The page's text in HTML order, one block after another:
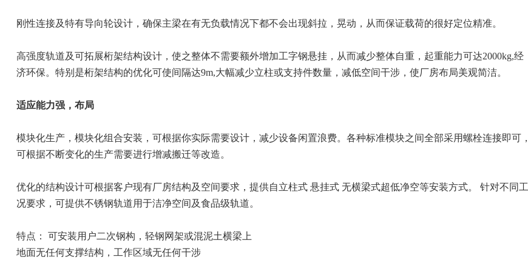
刚性连接及特有导向轮设计，确保主梁在有无负载情况下都不会出现斜拉，晃动，从而保证载荷的很好定位精准。
高强度轨道及可拓展桁架结构设计，使之整体不需要额外增加工字钢悬挂，从而减少整体自重，起重能力可达2000kg,经
济环保。特别是桁架结构的优化可使间隔达9m,大幅减少立柱或支持件数量，减低空间干涉，使厂房布局美观简洁。
适应能力强，布局
模块化生产，模块化组合安装，可根据你实际需要设计，减少设备闲置浪费。各种标准模块之间全部采用螺栓连接即可，
可根据不断变化的生产需要进行增减搬迁等改造。
优化的结构设计可根据客户现有厂房结构及空间要求，提供自立柱式 悬挂式 无横梁式超低净空等安装方式。 针对不同工
况要求，可提供不锈钢轨道用于洁净空间及食品级轨道。
特点： 可安装用户二次钢构，轻钢网架或混泥土横梁上
地面无任何支撑结构，工作区域无任何干涉